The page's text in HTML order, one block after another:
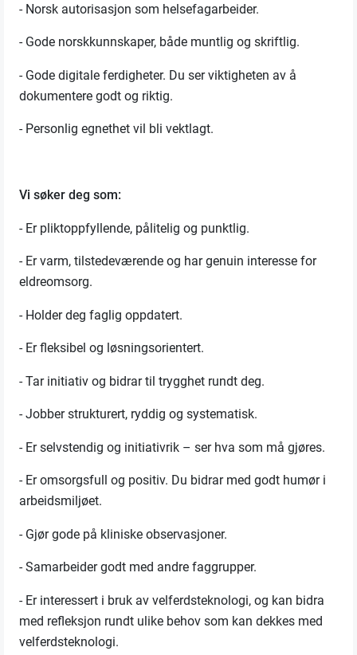
- Norsk autorisasjon som helsefagarbeider.
- Gode norskkunnskaper, både muntlig og skriftlig.
- Gode digitale ferdigheter. Du ser viktigheten av å
dokumentere godt og riktig.
- Personlig egnethet vil bli vektlagt.
Vi søker deg som:
- Er pliktoppfyllende, pålitelig og punktlig.
- Er varm, tilstedeværende og har genuin interesse for
eldreomsorg.
- Holder deg faglig oppdatert.
- Er fleksibel og løsningsorientert.
- Tar initiativ og bidrar til trygghet rundt deg.
- Jobber strukturert, ryddig og systematisk.
- Er selvstendig og initiativrik – ser hva som må gjøres.
- Er omsorgsfull og positiv. Du bidrar med godt humør i
arbeidsmiljøet.
- Gjør gode på kliniske observasjoner.
- Samarbeider godt med andre faggrupper.
- Er interessert i bruk av velferdsteknologi, og kan bidra
med refleksjon rundt ulike behov som kan dekkes med
velferdsteknologi.